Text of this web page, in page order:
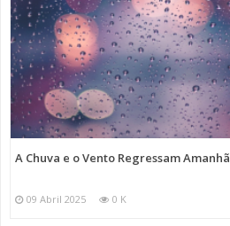
A Chuva e o Vento Regressam Amanhã
09 Abril 2025 0 K